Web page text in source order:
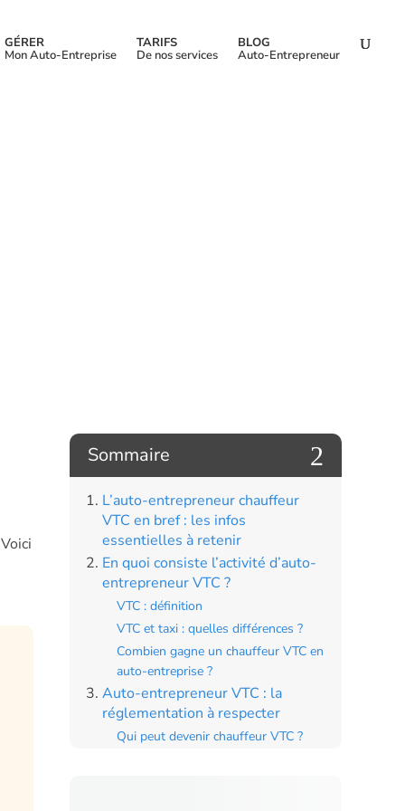
GÉRER
Mon Auto-Entreprise
TARIFS
De nos services
BLOG
Auto-Entrepreneur
Sommaire 2
L’auto-entrepreneur chauffeur
VTC en bref : les infos
essentielles à retenir
En quoi consiste l’activité d’auto-
entrepreneur VTC ?
VTC : définition
VTC et taxi : quelles différences ?
Combien gagne un chauffeur VTC en
auto-entreprise ?
Auto-entrepreneur VTC : la
réglementation à respecter
Qui peut devenir chauffeur VTC ?